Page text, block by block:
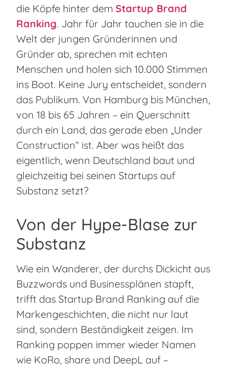
die Köpfe hinter dem Startup Brand
Ranking. Jahr für Jahr tauchen sie in die
Welt der jungen Gründerinnen und
Gründer ab, sprechen mit echten
Menschen und holen sich 10.000 Stimmen
ins Boot. Keine Jury entscheidet, sondern
das Publikum. Von Hamburg bis München,
von 18 bis 65 Jahren – ein Querschnitt
durch ein Land, das gerade eben „Under
Construction“ ist. Aber was heißt das
eigentlich, wenn Deutschland baut und
gleichzeitig bei seinen Startups auf
Substanz setzt?
Von der Hype-Blase zur
Substanz
Wie ein Wanderer, der durchs Dickicht aus
Buzzwords und Businessplänen stapft,
trifft das Startup Brand Ranking auf die
Markengeschichten, die nicht nur laut
sind, sondern Beständigkeit zeigen. Im
Ranking poppen immer wieder Namen
wie KoRo, share und DeepL auf –